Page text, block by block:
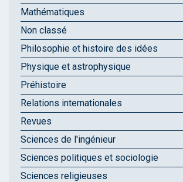
Mathématiques
Non classé
Philosophie et histoire des idées
Physique et astrophysique
Préhistoire
Relations internationales
Revues
Sciences de l'ingénieur
Sciences politiques et sociologie
Sciences religieuses